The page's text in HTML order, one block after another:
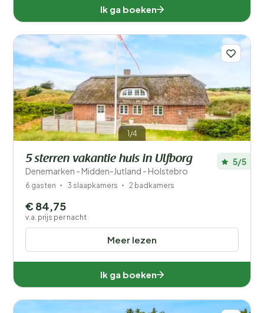
Ik ga boeken
1/4
5 sterren vakantie huis in Ulfborg
Denemarken - Midden-Jutland - Holstebro
5/5
6 gasten 3 slaapkamers 2 badkamers
Meer lezen
€ 84,75
v.a. prijs per nacht
Ik ga boeken